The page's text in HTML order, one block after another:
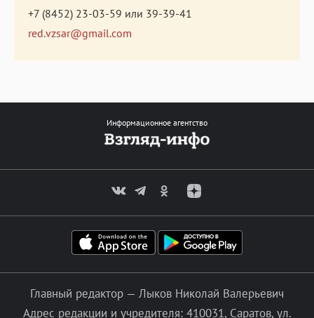
+7 (8452) 23-03-59 или 39-39-41
red.vzsar@gmail.com
Информационное агентство
Главный редактор — Лыков Николай Валерьевич
Адрес редакции и учредителя: 410031, Саратов, ул.